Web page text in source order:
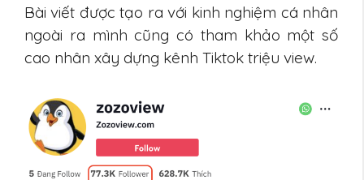
Bài viết được tạo ra với kinh nghiệm cá nhân
ngoài ra mình cũng có tham khảo một số
cao nhân xây dựng kênh Tiktok triệu view.